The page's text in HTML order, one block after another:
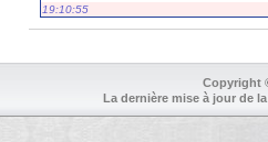
19:10:55
Copyright
La dernière mise à jour de